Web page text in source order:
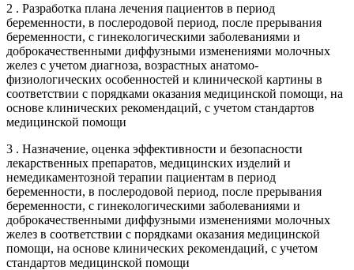
2 . Разработка плана лечения пациентов в период
беременности, в послеродовой период, после прерывания
беременности, с гинекологическими заболеваниями и
доброкачественными диффузными изменениями молочных
желез с учетом диагноза, возрастных анатомо-
физиологических особенностей и клинической картины в
соответствии с порядками оказания медицинской помощи, на
основе клинических рекомендаций, с учетом стандартов
медицинской помощи
3 . Назначение, оценка эффективности и безопасности
лекарственных препаратов, медицинских изделий и
немедикаментозной терапии пациентам в период
беременности, в послеродовой период, после прерывания
беременности, с гинекологическими заболеваниями и
доброкачественными диффузными изменениями молочных
желез в соответствии с порядками оказания медицинской
помощи, на основе клинических рекомендаций, с учетом
стандартов медицинской помощи